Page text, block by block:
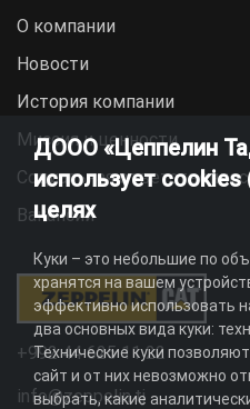
О компании
Новости
История компании
Миссия и ценности
Социальная
Вакансии
+992 44 625 11 22
info@zeppelin.tj
ДООО «Цеппелин
использует cookies
целях
Куки – это небольшие по
хранятся на вашем
эффективно использовать
два основных вида куки:
Технические куки
сайт и от них невозможно
выбрать, какие